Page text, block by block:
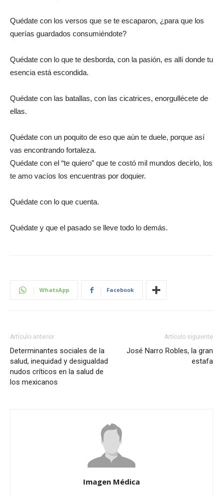
Quédate con los versos que se te escaparon, ¿para que los
querías guardados consumiéndote?
Quédate con lo que te desborda, con la pasión, es allí donde tu
esencia está escondida.
Quédate con las batallas, con las cicatrices, enorgullécete de
ellas.
Quédate con un poquito de eso que aún te duele, porque así
vas encontrando fortaleza.
Quédate con el “te quiero” que te costó mil mundos decirlo, los
te amo vacíos los encuentras por doquier.
Quédate con lo que cuenta.
Quédate y que el pasado se lleve todo lo demás.
WhatsApp Facebook
Artículo anterior
Determinantes sociales de la
salud, inequidad y desigualdad
nudos críticos en la salud de
los mexicanos
Artículo siguiente
José Narro Robles, la gran
estafa
Imagen Médica